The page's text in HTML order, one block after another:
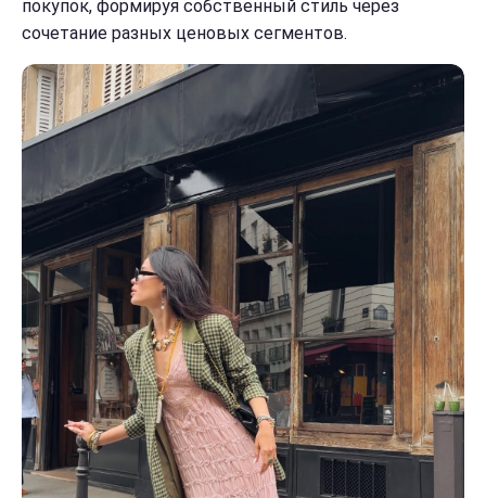
покупок, формируя собственный стиль через
сочетание разных ценовых сегментов.